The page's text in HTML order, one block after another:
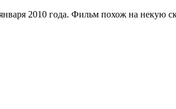
2010 года. Фильм похож на некую